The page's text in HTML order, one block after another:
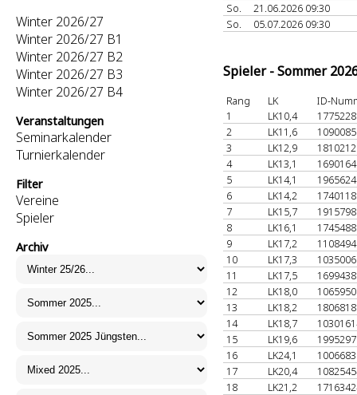
Winter 2026/27
Winter 2026/27 B1
Winter 2026/27 B2
Winter 2026/27 B3
Winter 2026/27 B4
Veranstaltungen
Seminarkalender
Turnierkalender
Filter
Vereine
Spieler
Archiv
So.
21.06.2026 09:30
So.
05.07.2026 09:30
Spieler - Sommer
Rang LK
ID-
1
LK10,4
2
LK11,6
3
LK12,9
4
LK13,1
5
LK14,1
6
LK14,2
7
LK15,7
8
LK16,1
9
LK17,2
10
LK17,3
11
LK17,5
12
LK18,0
13
LK18,2
14
LK18,7
15
LK19,6
16
LK24,1
17
LK20,4
18
LK21,2